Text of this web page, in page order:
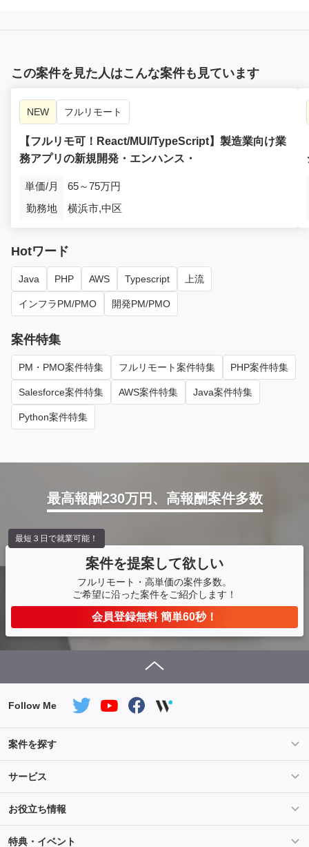
この案件を見た人はこんな案件も見ています
NEW フルリモート
【フルリモ可！React/MUI/TypeScript】製造業向け業
務アプリの新規開発・エンハンス・
単価/月
65～75万円
勤務地
横浜市,中区
Hotワード
Java PHP AWS Typescript 上流
インフラPM/PMO 開発PM/PMO
案件特集
PM・PMO案件特集 フルリモート案件特集 PHP案件特集
Salesforce案件特集 AWS案件特集 Java案件特集
Python案件特集
最高報酬230万円、高報酬案件多数
案件を提案して欲しい
フルリモート・高単価の案件多数。
ご希望に沿った案件をご紹介します！
会員登録無料 簡単60秒！
最短３日で就業可能！
Follow Me
案件を探す
条件を指定して案件を探す
Salesforce案件特集 AWS案件特集
サービス
サービス紹介
ご登録から参画までの流れ フリーランスの声
お役立ち情報
ライフ
特典・イベント